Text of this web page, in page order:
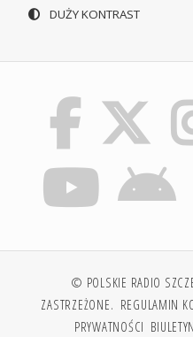
DUŻY KONTRAST
© POLSKIE RADIO
ZASTRZEŻONE. REGULAMIN
PRYWATNOŚCI